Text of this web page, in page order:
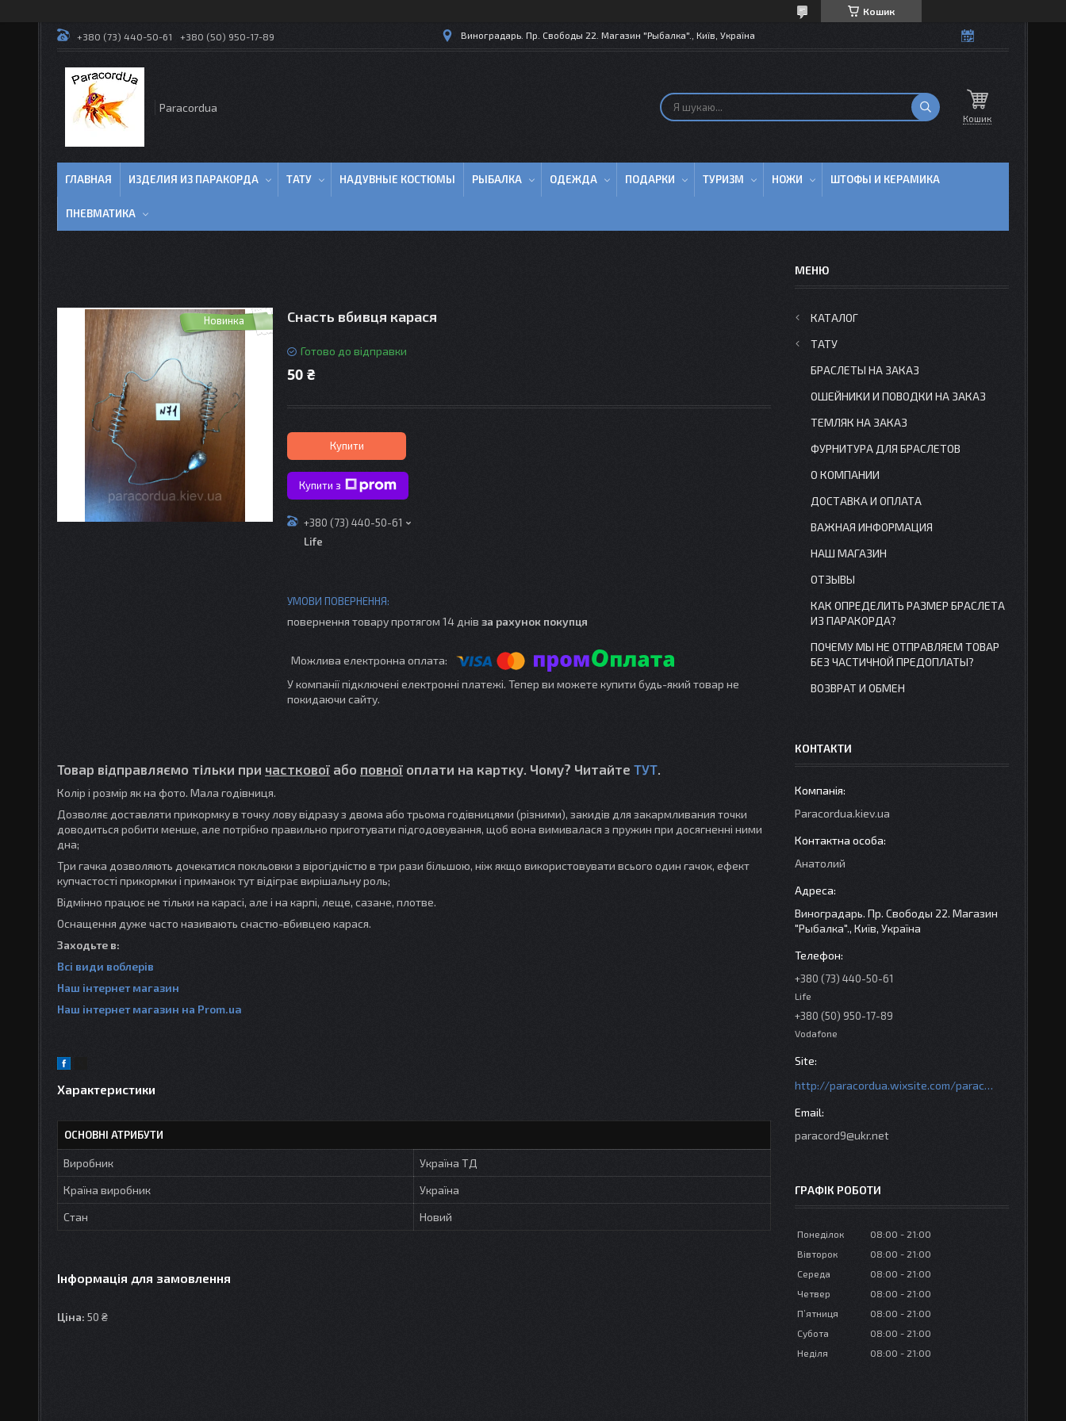
Кошик
+380 (73) 440-50-61 +380 (50) 950-17-89 Виноградарь. Пр. Свободы 22. Магазин "Рыбалка"., Київ, Україна
Paracordua
Кошик
ГЛАВНАЯ ИЗДЕЛИЯ ИЗ ПАРАКОРДА ТАТУ НАДУВНЫЕ КОСТЮМЫ РЫБАЛКА ОДЕЖДА ПОДАРКИ ТУРИЗМ НОЖИ ШТОФЫ И КЕРАМИКА
ПНЕВМАТИКА
Новинка Снасть вбивця карася
Готово до відправки
50 ₴
Купити
Купити з
+380 (73) 440-50-61
Life
повернення товару протягом 14 днів за рахунок покупця
У компанії підключені електронні платежі. Тепер ви можете купити будь-який товар не
покидаючи сайту.
Товар відправляємо тільки при часткової або повної оплати на картку. Чому? Читайте ТУТ
Колір і розмір як на фото. Мала годівниця.
Дозволяє доставляти прикормку в точку лову відразу з двома або трьома годівницями (різними), закидів для закармливания точки
доводиться робити менше, але потрібно правильно приготувати підгодовування, щоб вона вимивалася з пружин при досягненні ними
дна;
Три гачка дозволяють дочекатися покльовки з вірогідністю в три рази більшою, ніж якщо використовувати всього один гачок, ефект
купчастості прикормки і приманок тут відіграє вирішальну роль;
Відмінно працює не тільки на карасі, але і на карпі, леще, сазане, плотве.
Оснащення дуже часто називають снастю-вбивцею карася.
Заходьте в:
Всі види воблерів
Наш інтернет магазин
Наш інтернет магазин на Prom.ua
Характеристики
ОСНОВНІ АТРИБУТИ
Виробник
Україна ТД
Країна виробник
Україна
Стан
Новий
Інформація для замовлення
Ціна: 50 ₴
КАТАЛОГ
ТАТУ
БРАСЛЕТЫ НА ЗАКАЗ
ОШЕЙНИКИ И ПОВОДКИ НА ЗАКАЗ
ТЕМЛЯК НА ЗАКАЗ
ФУРНИТУРА ДЛЯ БРАСЛЕТОВ
О КОМПАНИИ
ДОСТАВКА И ОПЛАТА
ВАЖНАЯ ИНФОРМАЦИЯ
НАШ МАГАЗИН
ОТЗЫВЫ
КАК ОПРЕДЕЛИТЬ РАЗМЕР БРАСЛЕТА
ИЗ ПАРАКОРДА?
ПОЧЕМУ МЫ НЕ ОТПРАВЛЯЕМ ТОВАР
БЕЗ ЧАСТИЧНОЙ ПРЕДОПЛАТЫ?
ВОЗВРАТ И ОБМЕН
КОНТАКТИ
Paracordua.kiev.ua
Анатолий
Виноградарь. Пр. Свободы 22. Магазин
"Рыбалка"., Київ, Україна
+380 (73) 440-50-61
Life
+380 (50) 950-17-89
Vodafone
http://paracordua.wixsite.com/paracord
paracord9@ukr.net
ГРАФІК РОБОТИ
Понеділок 08:00
21:00
Вівторок
08:00
21:00
Середа
08:00
21:00
Четвер
08:00
21:00
Пʼятниця
08:00
21:00
Субота
08:00
21:00
Неділя
08:00 21:00